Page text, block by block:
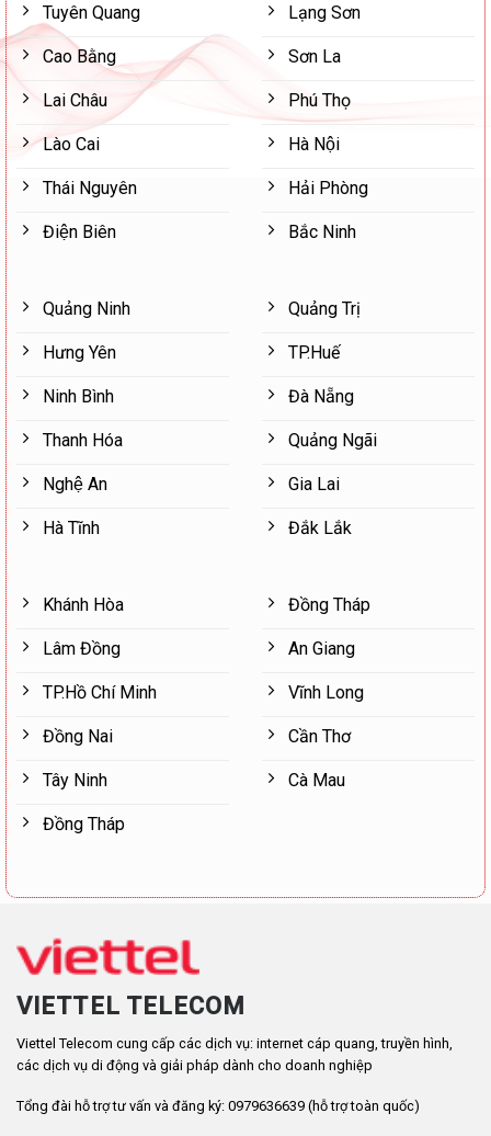
Tuyên Quang
Cao Bằng
Lai Châu
Lào Cai
Thái Nguyên
Điện Biên
Lạng Sơn
Sơn La
Phú Thọ
Hà Nội
Hải Phòng
Bắc Ninh
Quảng Ninh
Hưng Yên
Ninh Bình
Thanh Hóa
Nghệ An
Hà Tĩnh
Quảng Trị
TP.Huế
Đà Nẵng
Quảng Ngãi
Gia Lai
Đắk Lắk
Khánh Hòa
Lâm Đồng
TP.Hồ Chí Minh
Đồng Nai
Tây Ninh
Đồng Tháp
Đồng Tháp
An Giang
Vĩnh Long
Cần Thơ
Cà Mau
VIETTEL TELECOM
Viettel Telecom cung cấp các dịch vụ: internet cáp quang, truyền hình,
các dịch vụ di động và giải pháp dành cho doanh nghiệp
Tổng đài hỗ trợ tư vấn và đăng ký: 0979636639 (hỗ trợ toàn quốc)